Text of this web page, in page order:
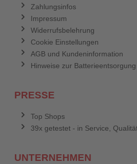
Zahlungsinfos
Impressum
Widerrufsbelehrung
Cookie Einstellungen
AGB und Kundeninformation
Hinweise zur Batterieentsorgung
PRESSE
Top Shops
39x getestet - in Service,
UNTERNEHMEN